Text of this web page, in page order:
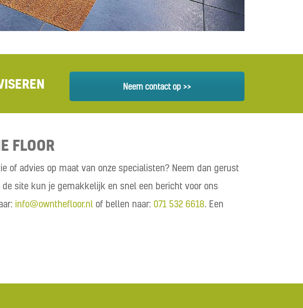
Neem contact op >>
FLOOR
of advies op maat van onze specialisten? Neem dan gerust
site kun je gemakkelijk en snel een bericht voor ons
info@ownthefloor.nl of bellen naar: 071 532 6618. Een